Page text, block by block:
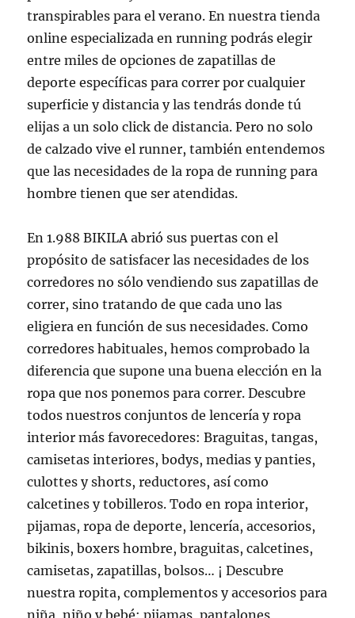
transpirables para el verano. En nuestra tienda
online especializada en running podrás elegir
entre miles de opciones de zapatillas de
deporte específicas para correr por cualquier
superficie y distancia y las tendrás donde tú
elijas a un solo click de distancia. Pero no solo
de calzado vive el runner, también entendemos
que las necesidades de la ropa de running para
hombre tienen que ser atendidas.
En 1.988 BIKILA abrió sus puertas con el
propósito de satisfacer las necesidades de los
corredores no sólo vendiendo sus zapatillas de
correr, sino tratando de que cada uno las
eligiera en función de sus necesidades. Como
corredores habituales, hemos comprobado la
diferencia que supone una buena elección en la
ropa que nos ponemos para correr. Descubre
todos nuestros conjuntos de lencería y ropa
interior más favorecedores: Braguitas, tangas,
camisetas interiores, bodys, medias y panties,
culottes y shorts, reductores, así como
calcetines y tobilleros. Todo en ropa interior,
pijamas, ropa de deporte, lencería, accesorios,
bikinis, boxers hombre, braguitas, calcetines,
camisetas, zapatillas, bolsos… ¡ Descubre
nuestra ropita, complementos y accesorios para
niña, niño y bebé: pijamas, pantalones,